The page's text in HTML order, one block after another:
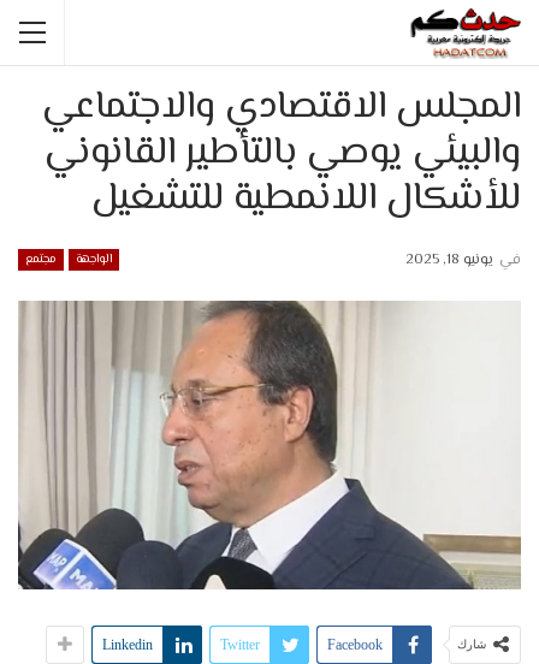
المجلس الاقتصادي والاجتماعي
والبيئي يوصي بالتأطير القانوني
للأشكال اللانمطية للتشغيل
الواجهة مجتمع في يونيو 18, 2025
شارك Facebook
Twitter
Linkedin